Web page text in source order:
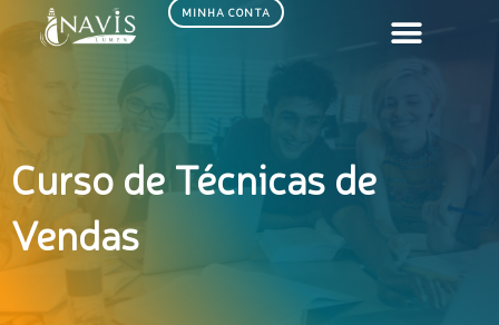
MINHA CONTA
Curso de Técnicas de
Vendas